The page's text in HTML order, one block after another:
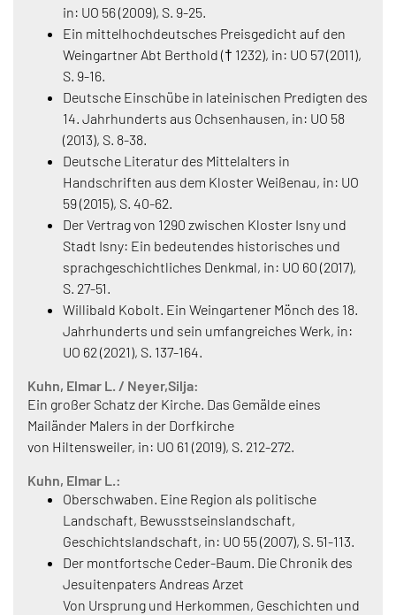
in: UO 56 (2009), S. 9-25.
Ein mittelhochdeutsches Preisgedicht auf den
Weingartner Abt Berthold († 1232), in: UO 57 (2011),
S. 9-16.
Deutsche Einschübe in lateinischen Predigten des
14. Jahrhunderts aus Ochsenhausen, in: UO 58
(2013), S. 8-38.
Deutsche Literatur des Mittelalters in
Handschriften aus dem Kloster Weißenau, in: UO
59 (2015), S. 40-62.
Der Vertrag von 1290 zwischen Kloster Isny und
Stadt Isny: Ein bedeutendes historisches und
sprachgeschichtliches Denkmal, in: UO 60 (2017),
S. 27-51.
Willibald Kobolt. Ein Weingartener Mönch des 18.
Jahrhunderts und sein umfangreiches Werk, in:
UO 62 (2021), S. 137-164.
Kuhn, Elmar L. / Neyer,Silja:
Ein großer Schatz der Kirche. Das Gemälde eines
Mailänder Malers in der Dorfkirche
von Hiltensweiler, in: UO 61 (2019), S. 212-272.
Kuhn, Elmar L.:
Oberschwaben. Eine Region als politische
Landschaft, Bewusstseinslandschaft,
Geschichtslandschaft, in: UO 55 (2007), S. 51-113.
Der montfortsche Ceder-Baum. Die Chronik des
Jesuitenpaters Andreas Arzet
Von Ursprung und Herkommen, Geschichten und